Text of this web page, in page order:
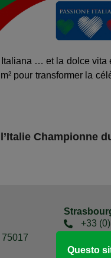
… et la dolce vita
pour transformer la
l’Italie Championne
+33
Questo